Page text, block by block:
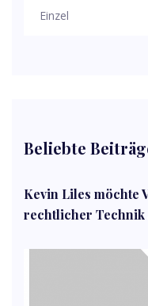
Einzel
Beliebte
Kevin Liles möchte
rechtlicher Technik